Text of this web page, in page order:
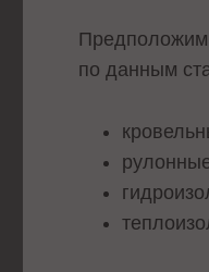
по данным